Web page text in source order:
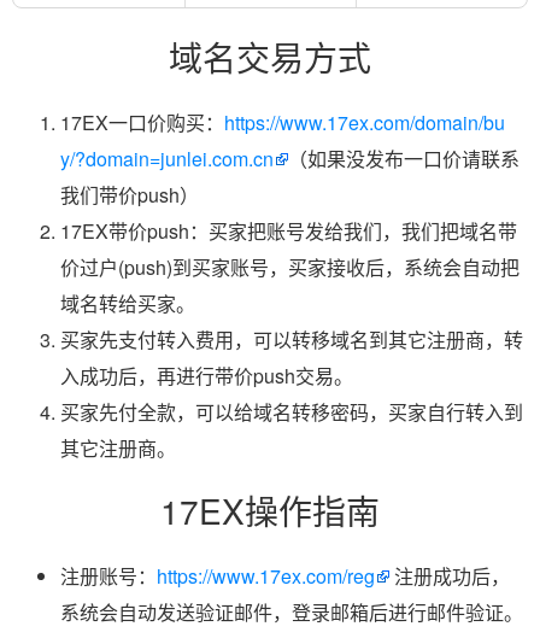
域名交易方式
17EX一口价购买： https://www.17ex.com/domain/bu
y/?domain=junlei.com.cn
（如果没发布一口价请联系
我们带价push）
17EX带价push：买家把账号发给我们，我们把域名带
价过户(push)到买家账号，买家接收后，系统会自动把
域名转给买家。
买家先支付转入费用，可以转移域名到其它注册商，转
入成功后，再进行带价push交易。
买家先付全款，可以给域名转移密码，买家自行转入到
其它注册商。
17EX操作指南
注册账号： https://www.17ex.com/reg
注册成功后，
系统会自动发送验证邮件，登录邮箱后进行邮件验证。